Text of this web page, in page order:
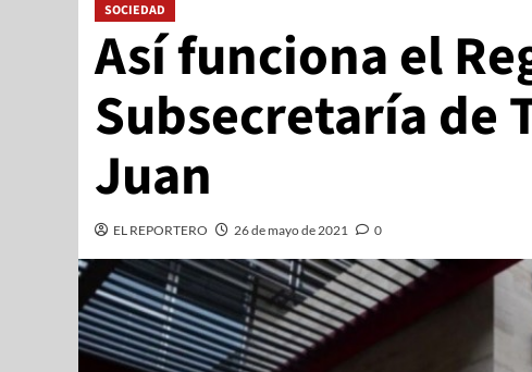
SOCIEDAD
Así funciona el
Subsecretaría de
Juan
EL REPORTERO 26 de mayo de 2021 0